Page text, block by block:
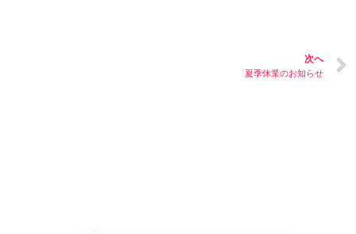
次へ
夏季休業のお知らせ